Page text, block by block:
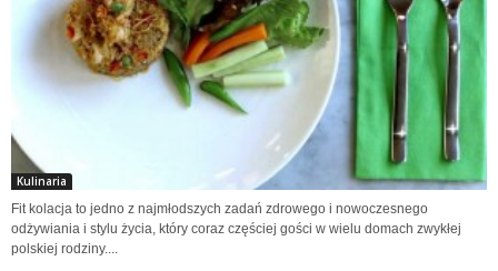
Kulinaria
Fit kolacja to jedno z najmłodszych zadań zdrowego i nowoczesnego
odżywiania i stylu życia, który coraz częściej gości w wielu domach zwykłej
polskiej rodziny....